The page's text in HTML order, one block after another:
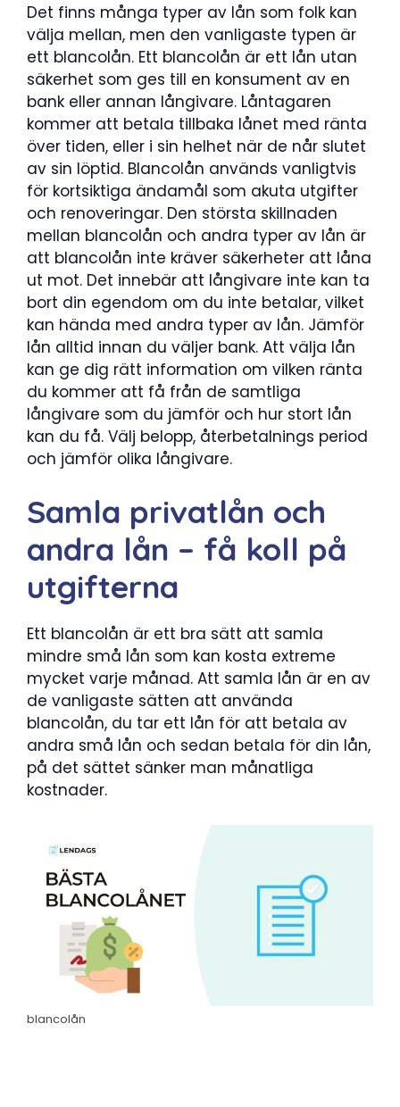
Det finns många typer av lån som folk kan
välja mellan, men den vanligaste typen är
ett blancolån. Ett blancolån är ett lån utan
säkerhet som ges till en konsument av en
bank eller annan långivare. Låntagaren
kommer att betala tillbaka lånet med ränta
över tiden, eller i sin helhet när de når slutet
av sin löptid. Blancolån används vanligtvis
för kortsiktiga ändamål som akuta utgifter
och renoveringar. Den största skillnaden
mellan blancolån och andra typer av lån är
att blancolån inte kräver säkerheter att låna
ut mot. Det innebär att långivare inte kan ta
bort din egendom om du inte betalar, vilket
kan hända med andra typer av lån. Jämför
lån alltid innan du väljer bank. Att välja lån
kan ge dig rätt information om vilken ränta
du kommer att få från de samtliga
långivare som du jämför och hur stort lån
kan du få. Välj belopp, återbetalnings period
och jämför olika långivare.
Samla privatlån och
andra lån – få koll på
utgifterna
Ett blancolån är ett bra sätt att samla
mindre små lån som kan kosta extreme
mycket varje månad. Att samla lån är en av
de vanligaste sätten att använda
blancolån, du tar ett lån för att betala av
andra små lån och sedan betala för din lån,
på det sättet sänker man månatliga
kostnader.
blancolån